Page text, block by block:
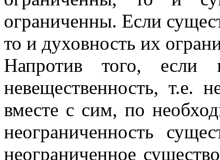
ограниченны. Если
то и духовность их
Напротив того,
невещественность, т.е.
вместе с сим, по
неограниченность
неограниченное